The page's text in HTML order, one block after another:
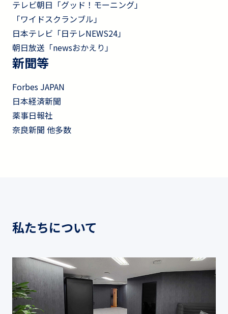
テレビ朝日「グッド！モーニング」
「ワイドスクランブル」
日本テレビ「日テレNEWS24」
朝日放送「newsおかえり」
新聞等
Forbes JAPAN
日本経済新聞
薬事日報社
奈良新聞 他多数
私たちについて